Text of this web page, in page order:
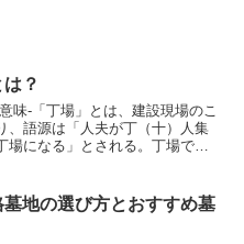
？
味-「丁場」とは、建設現場のこ
、語源は「人夫が丁（十）人集
場になる」とされる。丁場で
、必要な資材や作業員も異な
には、工事監督、現場監督、作
、様々な人が働いており、
墓地の選び方とおすすめ墓